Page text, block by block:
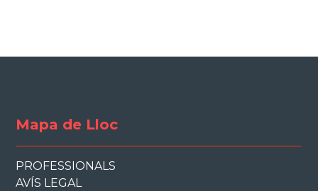
Mapa de Lloc
PROFESSIONALS
AVÍS LEGAL